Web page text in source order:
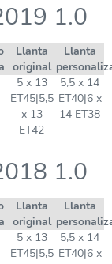
1.0
Llanta
original
Llanta
5 x 13
ET45|5,5
x 13
ET42
5,5 x 14
ET40|6 x
14 ET38
1.0
Llanta
original
Llanta
5 x 13
ET45|5,5
5,5 x 14
ET40|6 x